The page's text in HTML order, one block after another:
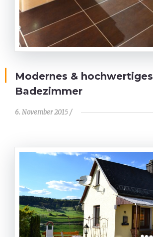
Modernes & hochwertiges
Badezimmer
6. November 2015